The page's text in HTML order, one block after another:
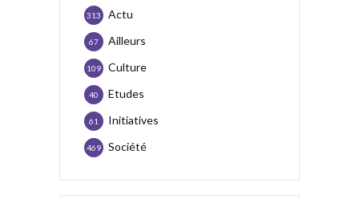
Actu
313
Ailleurs
67
Culture
109
Etudes
40
Initiatives
61
Société
469